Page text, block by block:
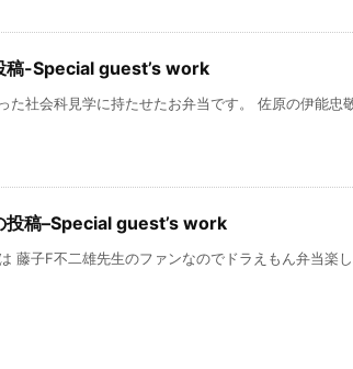
稿-Special guest’s work
科見学に持たせたお弁当です。 佐原の伊能忠
投稿–Special guest’s work
二雄先生のファンなのでドラえもん弁当楽し